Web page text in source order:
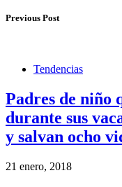
Previous Post
Tendencias
Padres de niño
durante sus
y salvan ocho
21 enero, 2018